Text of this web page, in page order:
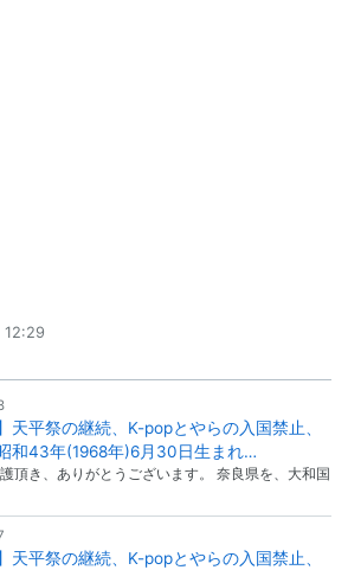
天平祭の継続、K-popとやらの入国禁止、
和43年(1968年)6月30日生まれ…
頂き、ありがとうございます。 奈良県を、大和国
天平祭の継続、K-popとやらの入国禁止、